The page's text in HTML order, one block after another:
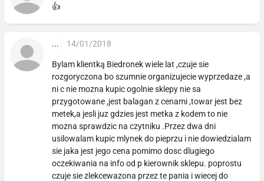
👍
... 14/01/2018
Bylam klientką Biedronek wiele lat ,czuje sie
rozgoryczona bo szumnie organizujecie wyprzedaze ,a
ni c nie mozna kupic ogolnie sklepy nie sa
przygotowane ,jest balagan z cenami ,towar jest bez
metek,a jesli juz gdzies jest metka z kodem to nie
mozna sprawdzic na czytniku .Przez dwa dni
usilowalam kupic mlynek do pieprzu i nie dowiedzialam
sie jaka jest jego cena pomimo dosc dlugiego
oczekiwania na info od p kierownik sklepu. poprostu
czuje sie zlekcewazona przez te pania i wiecej do